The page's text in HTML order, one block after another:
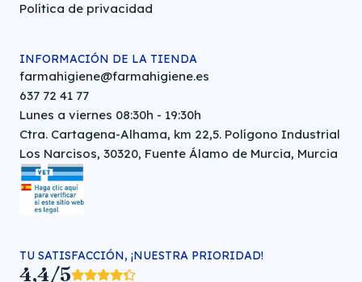
Política de privacidad
INFORMACIÓN DE LA TIENDA
farmahigiene@farmahigiene.es
637 72 41 77
Lunes a viernes 08:30h - 19:30h
Ctra. Cartagena-Alhama, km 22,5. Polígono Industrial
Los Narcisos, 30320, Fuente Álamo de Murcia, Murcia
TU SATISFACCIÓN, ¡NUESTRA PRIORIDAD!
4,4/5